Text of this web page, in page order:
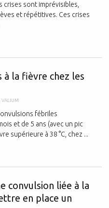
crises sont imprévisibles,
et répétitives. Ces crises
à la fièvre chez les
VALIUM
fébriles
et de 5 ans (avec un pic
supérieure à 38 °C, chez ...
convulsion liée à la
en place un